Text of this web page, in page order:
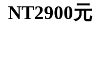
NT2900元